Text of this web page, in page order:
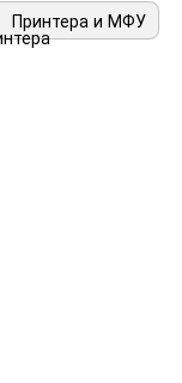
Принтера и МФУ